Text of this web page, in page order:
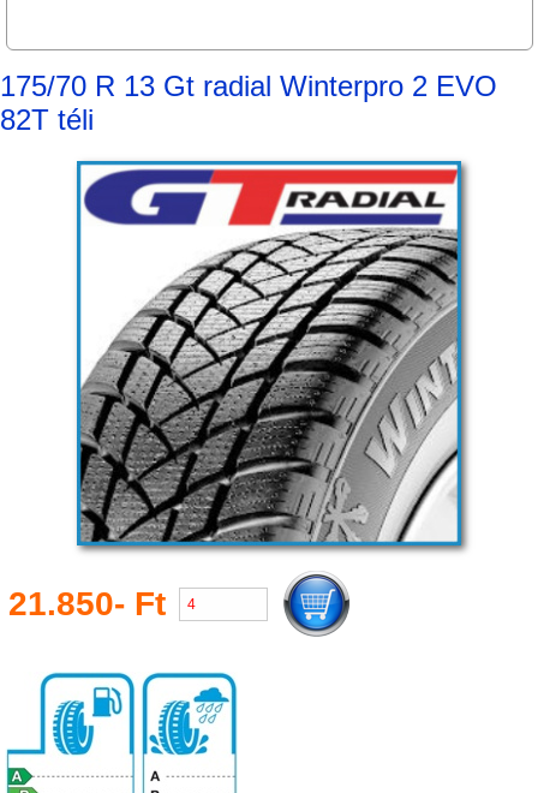
175/70 R 13 Gt radial Winterpro 2 EVO
82T téli
21.850- Ft